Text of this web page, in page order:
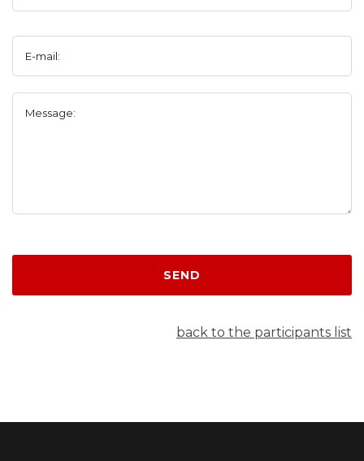
E-mail:
Message:
SEND
back to the participants list